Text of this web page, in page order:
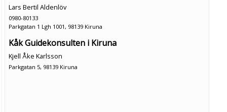
Lars Bertil Aldenlöv
0980-80133
Parkgatan 1 Lgh 1001, 98139 Kiruna
Kåk Guidekonsulten i Kiruna
Kjell Åke Karlsson
Parkgatan 5, 98139 Kiruna